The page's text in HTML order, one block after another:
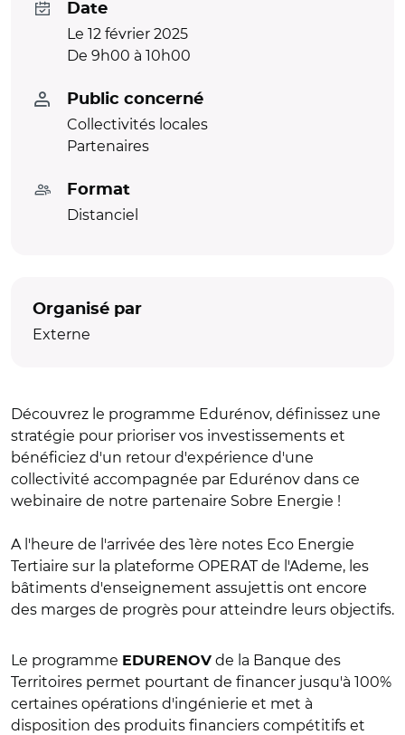
Date
Le 12 février 2025
De 9h00 à 10h00
Public concerné
Collectivités locales
Partenaires
Format
Distanciel
Organisé par
Externe
Découvrez le programme Edurénov, définissez une
stratégie pour prioriser vos investissements et
bénéficiez d'un retour d'expérience d'une
collectivité accompagnée par Edurénov dans ce
webinaire de notre partenaire Sobre Energie !
A l'heure de l'arrivée des 1ère notes Eco Energie
Tertiaire sur la plateforme OPERAT de l'Ademe, les
bâtiments d'enseignement assujettis ont encore
des marges de progrès pour atteindre leurs objectifs.
Le programme EDURENOV de la Banque des
Territoires permet pourtant de financer jusqu'à 100%
certaines opérations d'ingénierie et met à
disposition des produits financiers compétitifs et